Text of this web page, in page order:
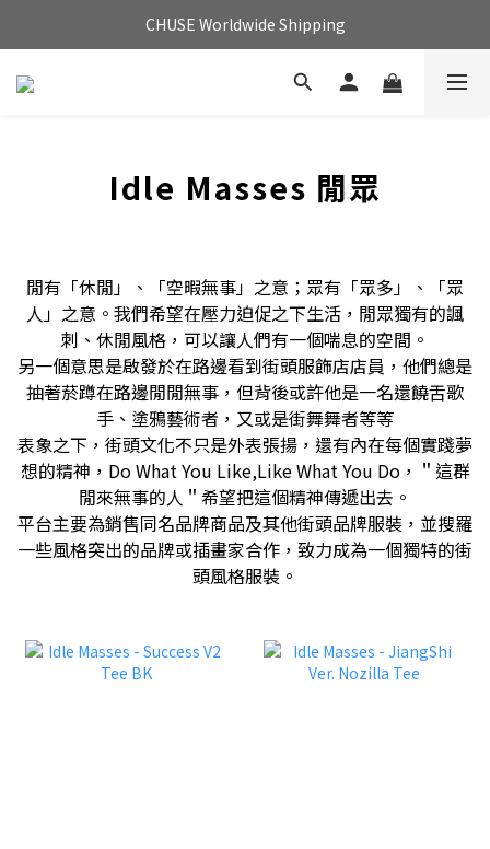
CHUSE Worldwide Shipping
Idle Masses 閒眾
閒有「休閒」、「空暇無事」之意；眾有「眾多」、「眾
人」之意。我們希望在壓力迫促之下生活，閒眾獨有的諷
刺、休閒風格，可以讓人們有一個喘息的空間。
另一個意思是啟發於在路邊看到街頭服飾店店員，他們總是
抽著菸蹲在路邊閒閒無事，但背後或許他是一名還饒舌歌
手、塗鴉藝術者，又或是街舞舞者等等
表象之下，街頭文化不只是外表張揚，還有內在每個實踐夢
想的精神，Do What You Like,Like What You Do，＂這群
閒來無事的人＂希望把這個精神傳遞出去。
平台主要為銷售同名品牌商品及其他街頭品牌服裝，並搜羅
一些風格突出的品牌或插畫家合作，致力成為一個獨特的街
頭風格服裝。